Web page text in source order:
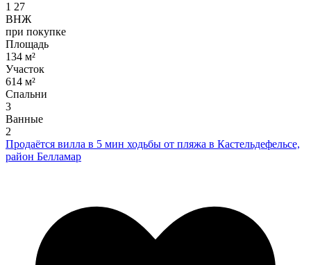
1 27
ВНЖ
при покупке
Площадь
134 м²
Участок
614 м²
Спальни
3
Ванные
2
Продаётся вилла в 5 мин ходьбы от пляжа в Кастельдефельсе,
район Белламар